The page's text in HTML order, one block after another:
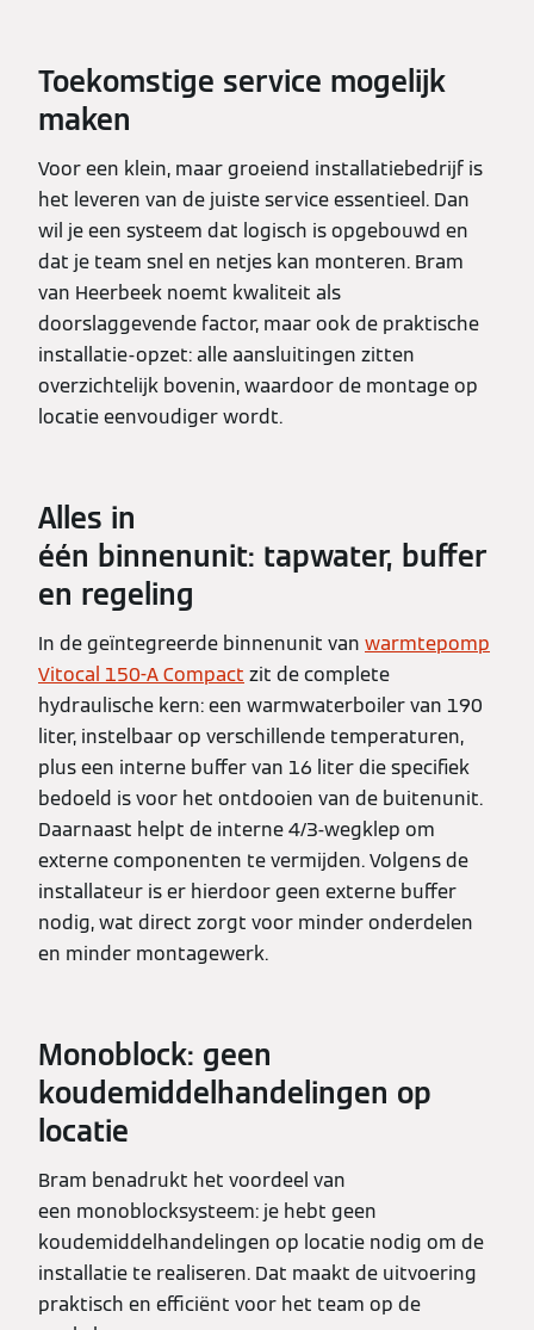
Toekomstige service mogelijk
maken
Voor een klein, maar groeiend installatiebedrijf is
het leveren van de juiste service essentieel. Dan
wil je een systeem dat logisch is opgebouwd en
dat je team snel en netjes kan monteren. Bram
van Heerbeek noemt kwaliteit als
doorslaggevende factor, maar ook de praktische
installatie-opzet: alle aansluitingen zitten
overzichtelijk bovenin, waardoor de montage op
locatie eenvoudiger wordt.
Alles in
één binnenunit: tapwater, buffer
en regeling
In de geïntegreerde binnenunit van warmtepomp
Vitocal 150-A Compact zit de complete
hydraulische kern: een warmwaterboiler van 190
liter, instelbaar op verschillende temperaturen,
plus een interne buffer van 16 liter die specifiek
bedoeld is voor het ontdooien van de buitenunit.
Daarnaast helpt de interne 4/3-wegklep om
externe componenten te vermijden. Volgens de
installateur is er hierdoor geen externe buffer
nodig, wat direct zorgt voor minder onderdelen
en minder montagewerk.
Monoblock: geen
koudemiddelhandelingen op
locatie
Bram benadrukt het voordeel van
een monoblocksysteem: je hebt geen
koudemiddelhandelingen op locatie nodig om de
installatie te realiseren. Dat maakt de uitvoering
praktisch en efficiënt voor het team op de